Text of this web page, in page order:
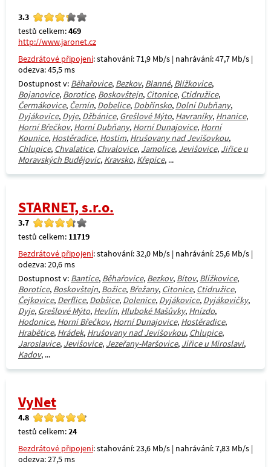
3.3
testů celkem:469
http://www.jaronet.cz
Bezdrátové připojení: stahování: 71,9 Mb/s | nahrávání: 47,7 Mb/s |
odezva: 45,5 ms
Dostupnost v: Běhařovice, Bezkov, Blanné, Blížkovice,
Bojanovice, Borotice, Boskovštejn, Citonice, Ctidružice,
Čermákovice, Černín, Dobelice, Dobřínsko, Dolní Dubňany,
Dyjákovice, Dyje, Džbánice, Grešlové Mýto, Havraníky, Hnanice,
Horní Břečkov, Horní Dubňany, Horní Dunajovice, Horní
Kounice, Hostěradice, Hostim, Hrušovany nad Jevišovkou,
Chlupice, Chvalatice, Chvalovice, Jamolice, Jevišovice, Jiřice u
Moravských Budějovic, Kravsko, Křepice, ...
STARNET, s.r.o.
3.7
testů celkem: 11719
Bezdrátové připojení: stahování: 32,0 Mb/s | nahrávání: 25,6 Mb/s |
odezva: 20,6 ms
Dostupnost v: Bantice, Běhařovice, Bezkov, Bítov, Blížkovice,
Borotice, Boskovštejn, Božice, Břežany, Citonice, Ctidružice,
Čejkovice, Derflice, Dobšice, Dolenice, Dyjákovice, Dyjákovičky,
Dyje, Grešlové Mýto, Hevlín, Hluboké Mašůvky, Hnízdo,
Hodonice, Horní Břečkov, Horní Dunajovice, Hostěradice,
Hrabětice, Hrádek, Hrušovany nad Jevišovkou, Chlupice,
Jaroslavice, Jevišovice, Jezeřany-Maršovice, Jiřice u Miroslavi,
Kadov, ...
VyNet
4.8
testů celkem:24
Bezdrátové připojení: stahování: 23,6 Mb/s | nahrávání: 7,83 Mb/s |
odezva: 27,5 ms